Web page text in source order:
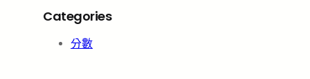
Categories
分數